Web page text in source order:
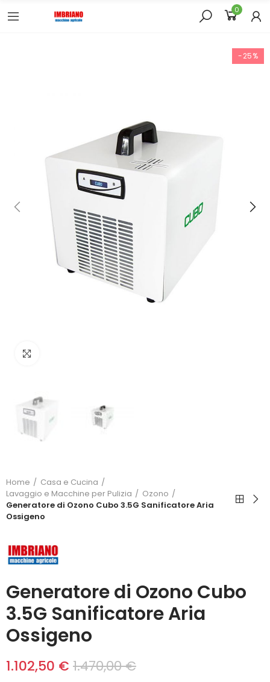
0
-25%
Home
Casa e Cucina
Lavaggio e Macchine per Pulizia
Ozono
Generatore di Ozono Cubo 3.5G Sanificatore Aria
Ossigeno
Generatore di Ozono Cubo
3.5G Sanificatore Aria
Ossigeno
1.102,50 € 1.470,00 €